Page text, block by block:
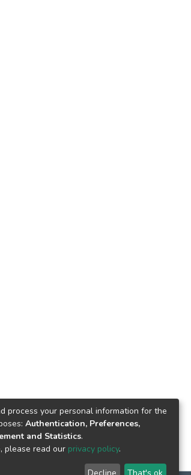
process your personal information for the
Authentication, Preferences,
and Statistics.
please read our privacy policy.